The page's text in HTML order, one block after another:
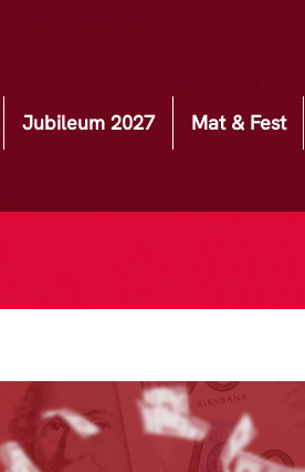
Jubileum 2027 Mat & Fest